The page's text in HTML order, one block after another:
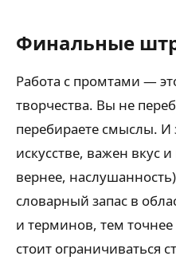
Финальные
Работа с промтами —
творчества. Вы не
перебираете смыслы. И
искусстве, важен вкус
вернее,
словарный запас в
и терминов, тем точнее
стоит ограничиваться